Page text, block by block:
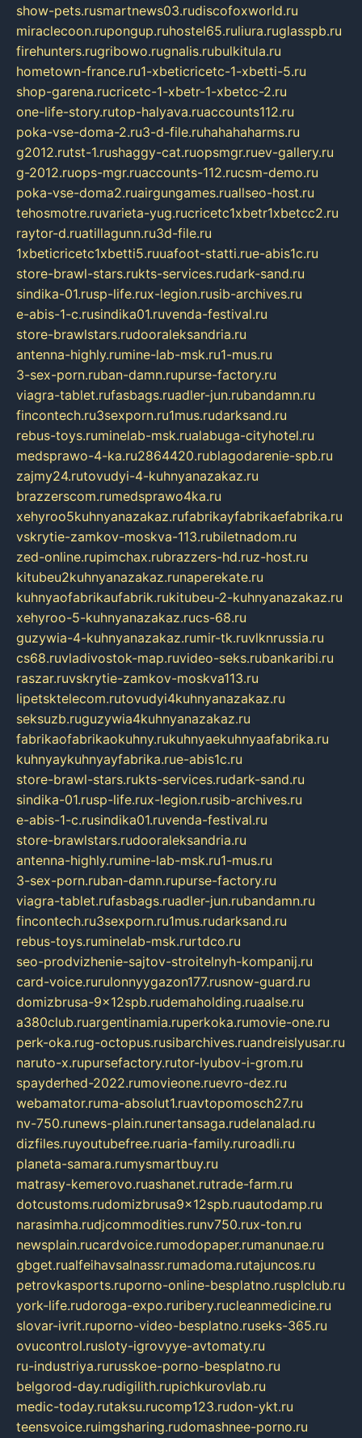
show-pets.rusmartnews03.rudiscofoxworld.ru
miraclecoon.rupongup.ruhostel65.ruliura.ruglasspb.ru
firehunters.rugribowo.rugnalis.rubulkitula.ru
hometown-france.ru1-xbeticricetc-1-xbetti-5.ru
shop-garena.rucricetc-1-xbetr-1-xbetcc-2.ru
one-life-story.rutop-halyava.ruaccounts112.ru
poka-vse-doma-2.ru3-d-file.ruhahahaharms.ru
g2012.rutst-1.rushaggy-cat.ruopsmgr.ruev-gallery.ru
g-2012.ruops-mgr.ruaccounts-112.rucsm-demo.ru
poka-vse-doma2.ruairgungames.ruallseo-host.ru
tehosmotre.ruvarieta-yug.rucricetc1xbetr1xbetcc2.ru
raytor-d.ruatillagunn.ru3d-file.ru
1xbeticricetc1xbetti5.ruuafoot-statti.rue-abis1c.ru
store-brawl-stars.rukts-services.rudark-sand.ru
sindika-01.rusp-life.rux-legion.rusib-archives.ru
e-abis-1-c.rusindika01.ruvenda-festival.ru
store-brawlstars.rudooraleksandria.ru
antenna-highly.rumine-lab-msk.ru1-mus.ru
3-sex-porn.ruban-damn.rupurse-factory.ru
viagra-tablet.rufasbags.ruadler-jun.rubandamn.ru
fincontech.ru3sexporn.ru1mus.rudarksand.ru
rebus-toys.ruminelab-msk.rualabuga-cityhotel.ru
medsprawo-4-ka.ru2864420.rublagodarenie-spb.ru
zajmy24.rutovudyi-4-kuhnyanazakaz.ru
brazzerscom.rumedsprawo4ka.ru
xehyroo5kuhnyanazakaz.rufabrikayfabrikaefabrika.ru
vskrytie-zamkov-moskva-113.rubiletnadom.ru
zed-online.rupimchax.rubrazzers-hd.ruz-host.ru
kitubeu2kuhnyanazakaz.runaperekate.ru
kuhnyaofabrikaufabrik.rukitubeu-2-kuhnyanazakaz.ru
xehyroo-5-kuhnyanazakaz.rucs-68.ru
guzywia-4-kuhnyanazakaz.rumir-tk.ruvlknrussia.ru
cs68.ruvladivostok-map.ruvideo-seks.rubankaribi.ru
raszar.ruvskrytie-zamkov-moskva113.ru
lipetsktelecom.rutovudyi4kuhnyanazakaz.ru
seksuzb.ruguzywia4kuhnyanazakaz.ru
fabrikaofabrikaokuhny.rukuhnyaekuhnyaafabrika.ru
kuhnyaykuhnyayfabrika.rue-abis1c.ru
store-brawl-stars.rukts-services.rudark-sand.ru
sindika-01.rusp-life.rux-legion.rusib-archives.ru
e-abis-1-c.rusindika01.ruvenda-festival.ru
store-brawlstars.rudooraleksandria.ru
antenna-highly.rumine-lab-msk.ru1-mus.ru
3-sex-porn.ruban-damn.rupurse-factory.ru
viagra-tablet.rufasbags.ruadler-jun.rubandamn.ru
fincontech.ru3sexporn.ru1mus.rudarksand.ru
rebus-toys.ruminelab-msk.rurtdco.ru
seo-prodvizhenie-sajtov-stroitelnyh-kompanij.ru
card-voice.rurulonnyygazon177.rusnow-guard.ru
domizbrusa-9x12spb.rudemaholding.ruaalse.ru
a380club.ruargentinamia.ruperkoka.rumovie-one.ru
perk-oka.rug-octopus.rusibarchives.ruandreislyusar.ru
naruto-x.rupursefactory.rutor-lyubov-i-grom.ru
spayderhed-2022.rumovieone.ruevro-dez.ru
webamator.ruma-absolut1.ruavtopomosch27.ru
nv-750.runews-plain.runertansaga.rudelanalad.ru
dizfiles.ruyoutubefree.ruaria-family.ruroadli.ru
planeta-samara.rumysmartbuy.ru
matrasy-kemerovo.ruashanet.rutrade-farm.ru
dotcustoms.rudomizbrusa9x12spb.ruautodamp.ru
narasimha.rudjcommodities.runv750.rux-ton.ru
newsplain.rucardvoice.rumodopaper.rumanunae.ru
gbget.rualfeihavsalnassr.rumadoma.rutajuncos.ru
petrovkasports.ruporno-online-besplatno.rusplclub.ru
york-life.rudoroga-expo.ruribery.rucleanmedicine.ru
slovar-ivrit.ruporno-video-besplatno.ruseks-365.ru
ovucontrol.rusloty-igrovyye-avtomaty.ru
ru-industriya.rurusskoe-porno-besplatno.ru
belgorod-day.rudigilith.rupichkurovlab.ru
medic-today.rutaksu.rucomp123.rudon-ykt.ru
teensvoice.ruimgsharing.rudomashnee-porno.ru